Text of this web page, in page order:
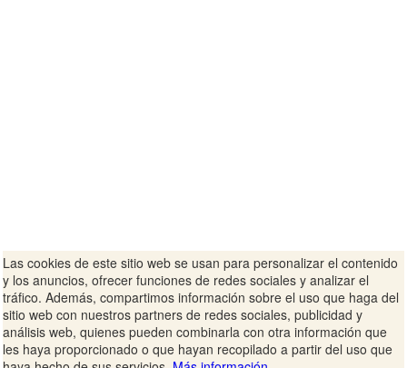
Las cookies de este sitio web se usan para personalizar el contenido
y los anuncios, ofrecer funciones de redes sociales y analizar el
tráfico. Además, compartimos información sobre el uso que haga del
sitio web con nuestros partners de redes sociales, publicidad y
análisis web, quienes pueden combinarla con otra información que
les haya proporcionado o que hayan recopilado a partir del uso que